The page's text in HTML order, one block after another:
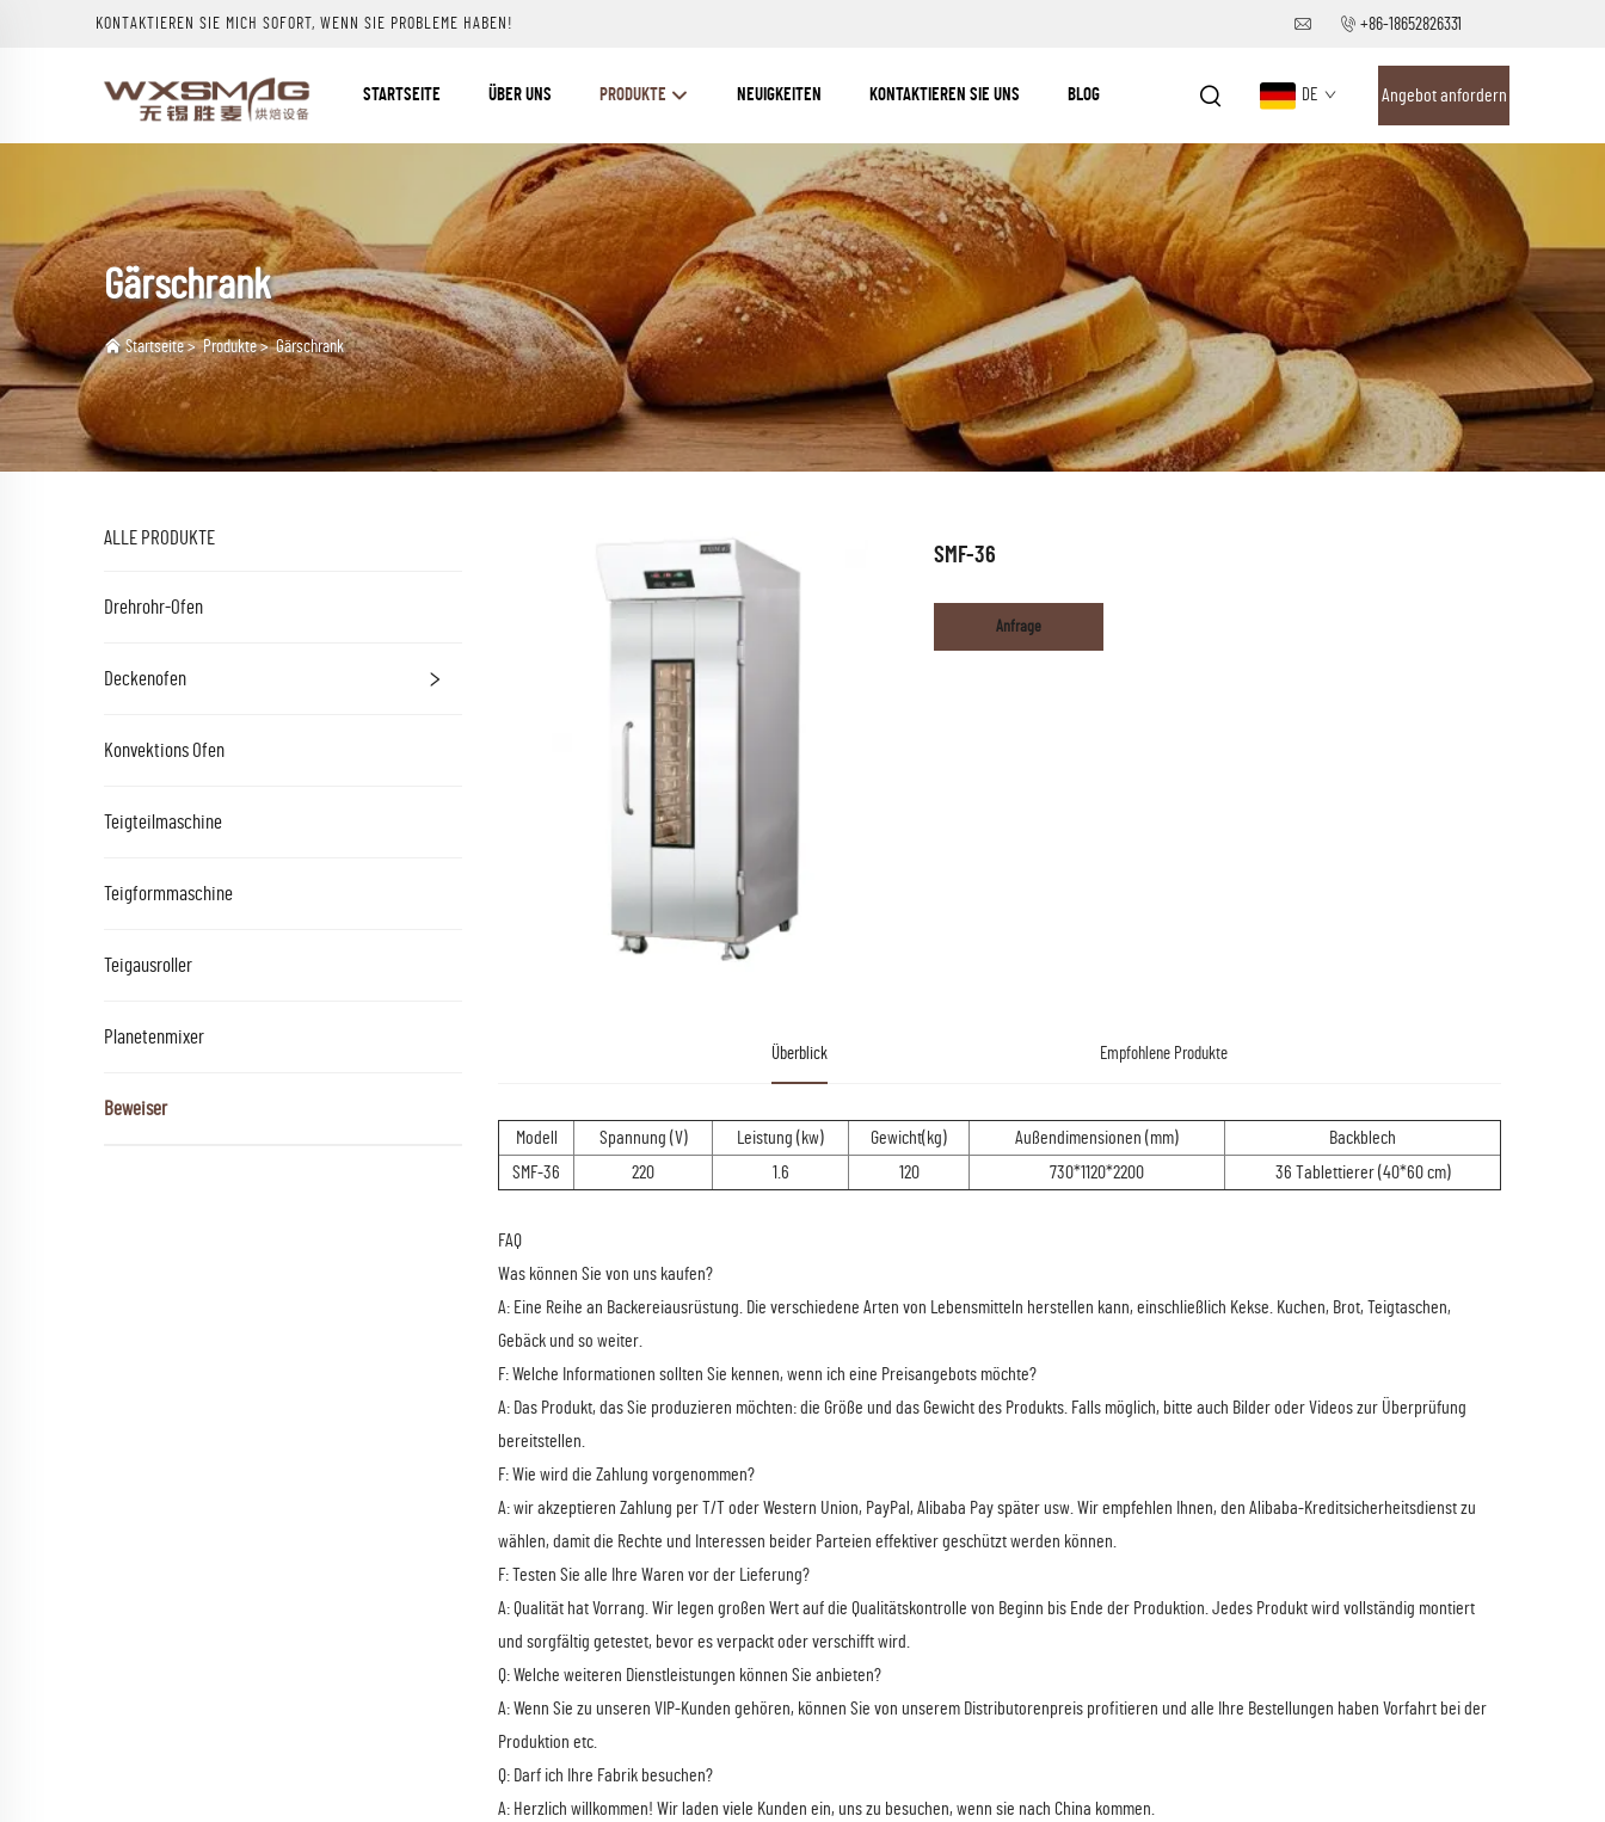
KONTAKTIEREN SIE MICH SOFORT, WENN SIE PROBLEME HABEN! +86-18652826331
STARTSEITE ÜBER UNS PRODUKTE NEUIGKEITEN KONTAKTIEREN SIE UNS BLOG DE Angebot anfordern
Gärschrank
Startseite>Produkte>Gärschrank
ALLE PRODUKTE
Drehrohr-Ofen
Deckenofen
Konvektions Ofen
Teigteilmaschine
Teigformmaschine
Teigausroller
Planetenmixer
Beweiser
SMF-36
Anfrage
Überblick Empfohlene Produkte
Modell Spannung (V) Leistung (kw) Gewicht(kg) Außendimensionen (mm)
Backblech
SMF-36
220 1.6 120 730*1120*2200 36 Tablettierer (40*60 cm)
FAQ
Was können Sie von uns kaufen?
A: Eine Reihe an Backereiausrüstung. Die verschiedene Arten von Lebensmitteln herstellen kann, einschließlich Kekse. Kuchen, Brot, Teigtaschen,
Gebäck und so weiter.
F: Welche Informationen sollten Sie kennen, wenn ich eine Preisangebots möchte?
A: Das Produkt, das Sie produzieren möchten: die Größe und das Gewicht des Produkts. Falls möglich, bitte auch Bilder oder Videos zur Überprüfung
bereitstellen.
F: Wie wird die Zahlung vorgenommen?
A: wir akzeptieren Zahlung per T/T oder Western Union, PayPal, Alibaba Pay später usw. Wir empfehlen Ihnen, den Alibaba-Kreditsicherheitsdienst zu
wählen, damit die Rechte und Interessen beider Parteien effektiver geschützt werden können.
F: Testen Sie alle Ihre Waren vor der Lieferung?
A: Qualität hat Vorrang. Wir legen großen Wert auf die Qualitätskontrolle von Beginn bis Ende der Produktion. Jedes Produkt wird vollständig montiert
und sorgfältig getestet, bevor es verpackt oder verschifft wird.
Q: Welche weiteren Dienstleistungen können Sie anbieten?
A: Wenn Sie zu unseren VIP-Kunden gehören, können Sie von unserem Distributorenpreis profitieren und alle Ihre Bestellungen haben Vorfahrt bei der
Produktion etc.
Q: Darf ich Ihre Fabrik besuchen?
A: Herzlich willkommen! Wir laden viele Kunden ein, uns zu besuchen, wenn sie nach China kommen.